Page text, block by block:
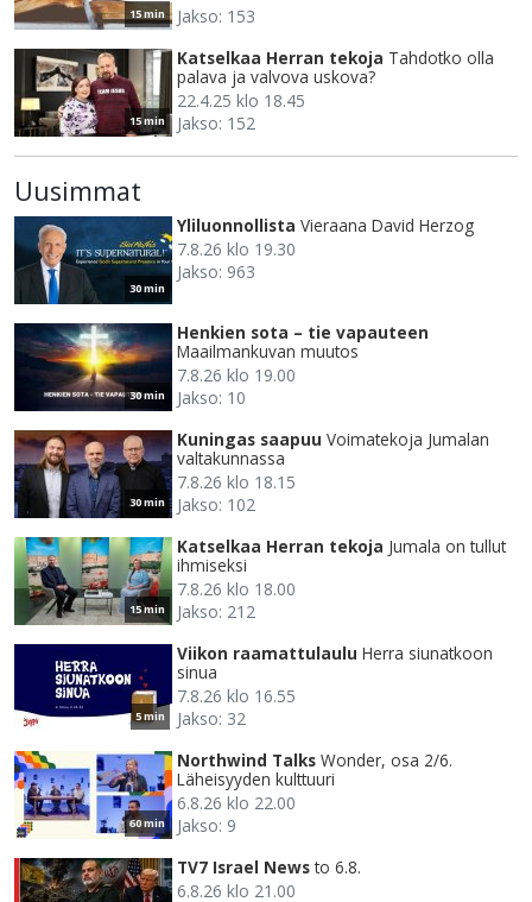
15 min
Jakso: 153
15 min
Katselkaa Herran tekoja Tahdotko olla
palava ja valvova uskova?
22.4.25 klo 18.45
Jakso: 152
Uusimmat
30 min
Yliluonnollista Vieraana David Herzog
7.8.26 klo 19.30
Jakso: 963
30 min
Henkien sota – tie vapauteen
Maailmankuvan muutos
7.8.26 klo 19.00
Jakso: 10
30 min
Kuningas saapuu Voimatekoja Jumalan
valtakunnassa
7.8.26 klo 18.15
Jakso: 102
15 min
Katselkaa Herran tekoja Jumala on tullut
ihmiseksi
7.8.26 klo 18.00
Jakso: 212
5 min
Viikon raamattulaulu Herra siunatkoon
sinua
7.8.26 klo 16.55
Jakso: 32
60 min
Northwind Talks Wonder, osa 2/6.
Läheisyyden kulttuuri
6.8.26 klo 22.00
Jakso: 9
TV7 Israel News to 6.8.
6.8.26 klo 21.00